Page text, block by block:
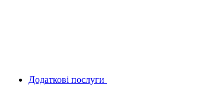
Додаткові послуги